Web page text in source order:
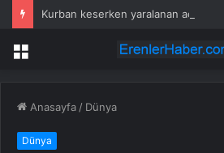
Kurban keserken yaralanan acemi
Menü
Anasayfa / Dünya
Dünya